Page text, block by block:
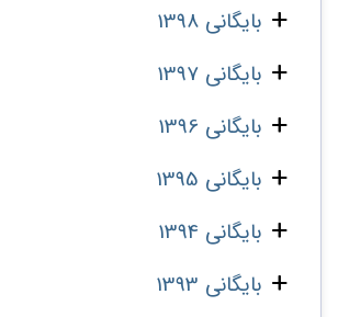
بایگانی 1398
بایگانی 1397
بایگانی 1396
بایگانی 1395
بایگانی 1394
بایگانی 1393